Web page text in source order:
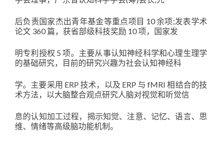
后负责国家杰出青年基金等重点项目 10 余项;发表学术
论文 360 篇，获省部级科技奖励 10 项，国家发
明专利授权 5 项。主要从事认知神经科学和心理生理学
的基础研究，目前的研究兴趣为社会认知神经科
学。主要采用 ERP 技术，以及 ERP 与 fMRI 相结合的技
术方法，以大脑整合观点研究人脑对视觉和听觉信
息的认知加工过程，揭示知觉、注意、记忆、语言、思
维、情绪等高级脑功能机制。